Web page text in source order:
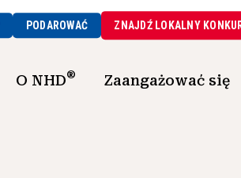
PODAROWAĆ ZNAJDŹ LOKALNY
O NHD® Zaangażować się